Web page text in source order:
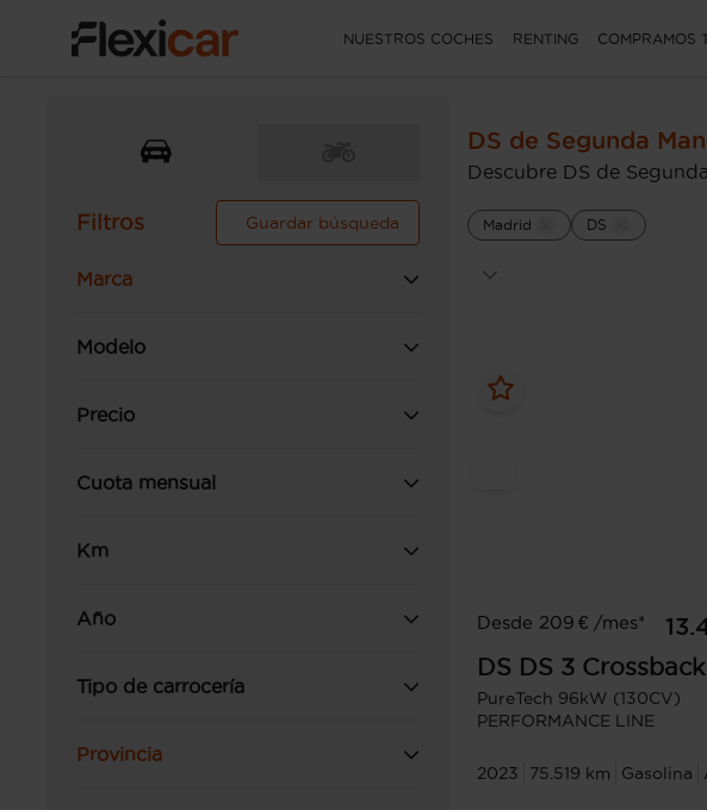
NUESTROS COCHES RENTING COMPRAMOS
Filtros Guardar búsqueda
Marca
Modelo
Precio
Cuota mensual
Km
Año
Tipo de carrocería
Provincia
DS de Segunda
Descubre DS de
Madrid DS
Desde 209 € /mes*
DS DS 3 Crossback
PureTech 96kW (130CV)
PERFORMANCE LINE
2023 75.519 km Gasolina